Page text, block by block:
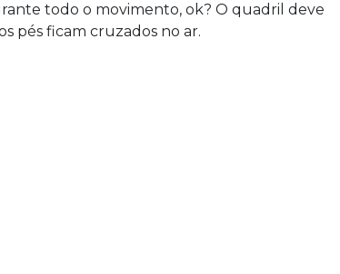
todo o movimento, ok? O quadril deve
pés ficam cruzados no ar.